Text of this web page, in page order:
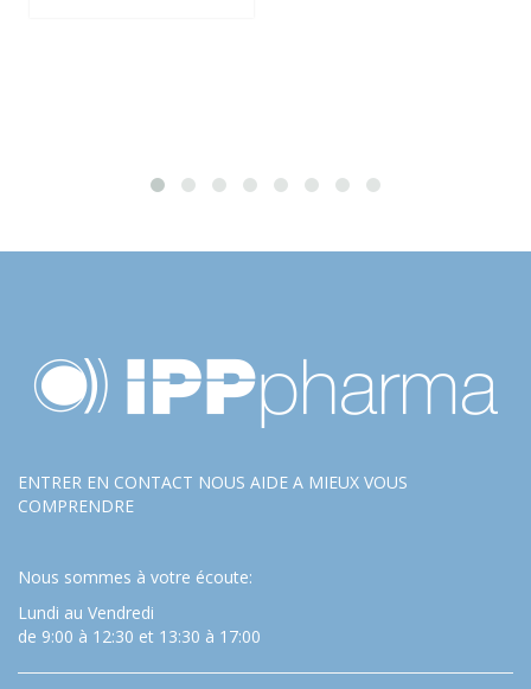
ENTRER EN CONTACT NOUS AIDE A MIEUX VOUS
COMPRENDRE
Nous sommes à votre écoute:
Lundi au Vendredi
de 9:00 à 12:30 et 13:30 à 17:00